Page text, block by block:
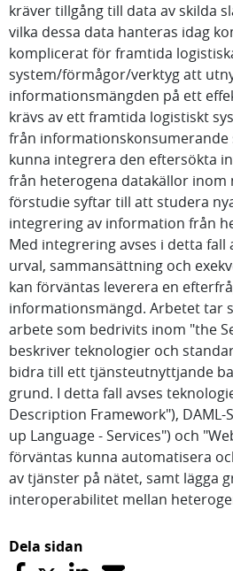
kräver tillgång till data av skilda
vilka dessa data hanteras idag
komplicerat för framtida
system/förmågor/verktyg att
informationsmängden på ett
krävs av ett framtida logistiskt
från
kunna integrera den eftersökta
från heterogena datakällor inom
förstudie syftar till att studera
integrering av information från
Med integrering avses i detta
urval, sammansättning och
kan förväntas leverera en
informationsmängd. Arbetet tar
arbete som bedrivits inom "the
beskriver teknologier och
bidra till ett tjänsteutnyttjande
grund. I detta fall avses
Description Framework"), DAML-
up Language - Services") och
förväntas kunna automatisera
av tjänster på nätet, samt lägga
interoperabilitet mellan
Dela sidan